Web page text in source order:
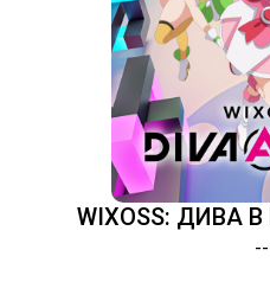
WIXOSS: ДИВА